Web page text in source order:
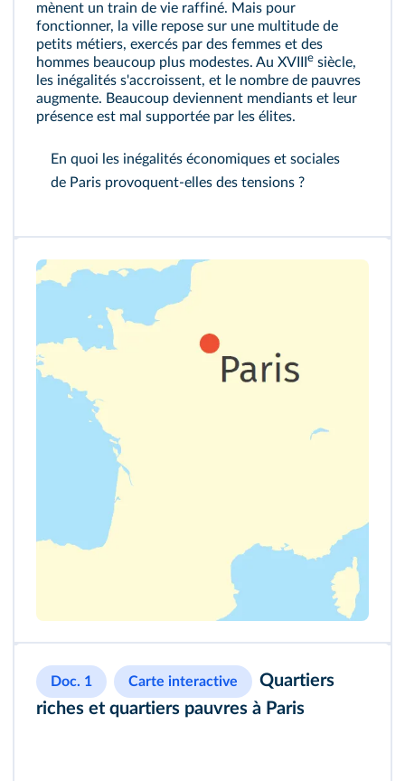
mènent un train de vie raffiné. Mais pour
fonctionner, la ville repose sur une multitude de
petits métiers, exercés par des femmes et des
hommes beaucoup plus modestes. Au XVIII e siècle,
les inégalités s'accroissent, et le nombre de pauvres
augmente. Beaucoup deviennent mendiants et leur
présence est mal supportée par les élites.
En quoi les inégalités économiques et sociales
de Paris provoquent‑elles des tensions ?
Doc. 1 Carte interactive
Quartiers
riches et quartiers pauvres à Paris